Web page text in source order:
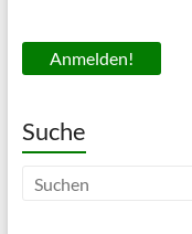
Suche